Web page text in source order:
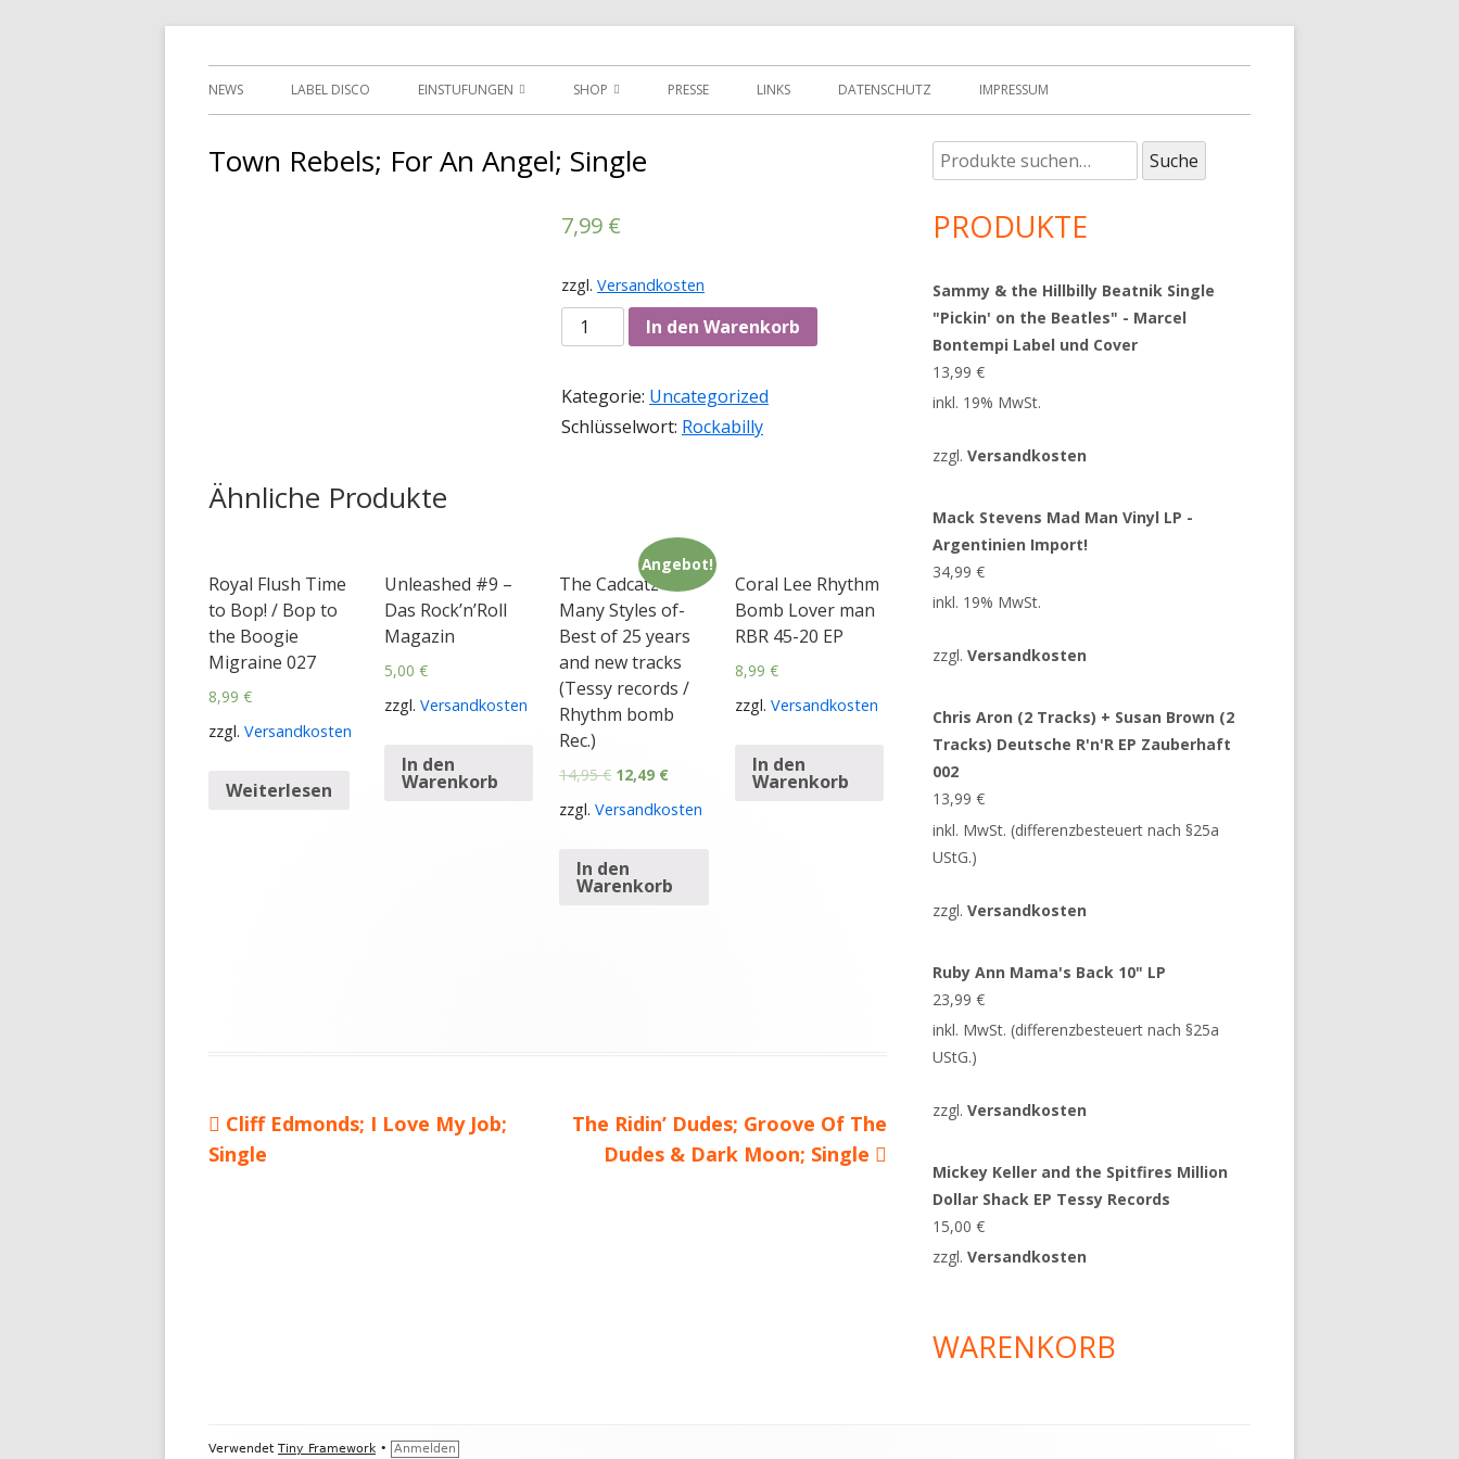
Tessy Records
Primäres
NEWS LABEL DISCO EINSTUFUNGEN SHOP
MEIN KONTO
WARENKORB
PRESSE LINKS DATENSCHUTZ IMPRESSUM
Town Rebels; For An Angel; Single
7,99 €
zzgl. Versandkosten
Anzahl In den Warenkorb
Kategorie: Uncategorized
Schlüsselwort: Rockabilly
Ähnliche Produkte
Royal Flush Time
to Bop! / Bop to
the Boogie
Migraine 027
8,99 €
zzgl. Versandkosten
Weiterlesen
Unleashed #9 –
Das Rock’n’Roll
Magazin
5,00 €
zzgl. Versandkosten
In den
Warenkorb
Angebot!
The Cadcatz
Many Styles of-
Best of 25 years
and new tracks
(Tessy records /
Rhythm bomb
Rec.)
14,95€ 12,49 €
zzgl.Versandkosten
In den
Warenkorb
Coral Lee Rhythm
Bomb Lover man
RBR 45-20 EP
8,99 €
zzgl. Versandkosten
In den
Warenkorb
Beitragsnavigation
Vorheriger
Beitrag:
Cliff Edmonds; I Love My Job;
Single
Nächster
Beitrag
The Ridin’ Dudes; Groove Of The
Dudes & Dark Moon; Single
Haupt-
Seitenleiste
Suche
nach:
Suche
PRODUKTE
Sammy & the Hillbilly Beatnik Single
"Pickin' on the Beatles" - Marcel
Bontempi Label und Cover
13,99€
inkl. 19% MwSt.
zzgl.Versandkosten
Mack Stevens Mad Man Vinyl LP -
Argentinien Import!
34,99€
inkl. 19% MwSt.
zzgl.Versandkosten
Chris Aron (2 Tracks) + Susan Brown (2
Tracks) Deutsche R'n'R EP Zauberhaft
002
13,99€
inkl. MwSt. (differenzbesteuert nach §25a
UStG.)
zzgl.Versandkosten
Ruby Ann Mama's Back 10" LP
23,99€
inkl. MwSt. (differenzbesteuert nach §25a
UStG.)
zzgl.Versandkosten
Mickey Keller and the Spitfires Million
Dollar Shack EP Tessy Records
15,00€
zzgl.Versandkosten
WARENKORB
Footer
Verwendet Tiny Framework • Anmelden